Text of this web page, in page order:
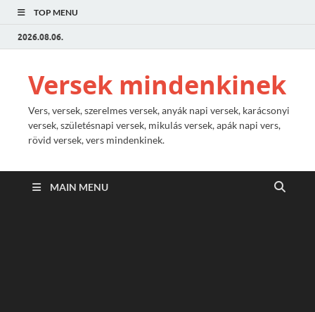
TOP MENU
2026.08.06.
Versek mindenkinek
Vers, versek, szerelmes versek, anyák napi versek, karácsonyi
versek, születésnapi versek, mikulás versek, apák napi vers,
rövid versek, vers mindenkinek.
MAIN MENU